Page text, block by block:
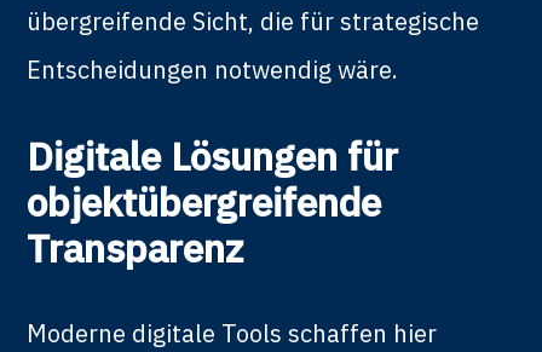
übergreifende Sicht, die für strategische
Entscheidungen notwendig wäre.
Digitale Lösungen für
objektübergreifende
Transparenz
Moderne digitale Tools schaffen hier